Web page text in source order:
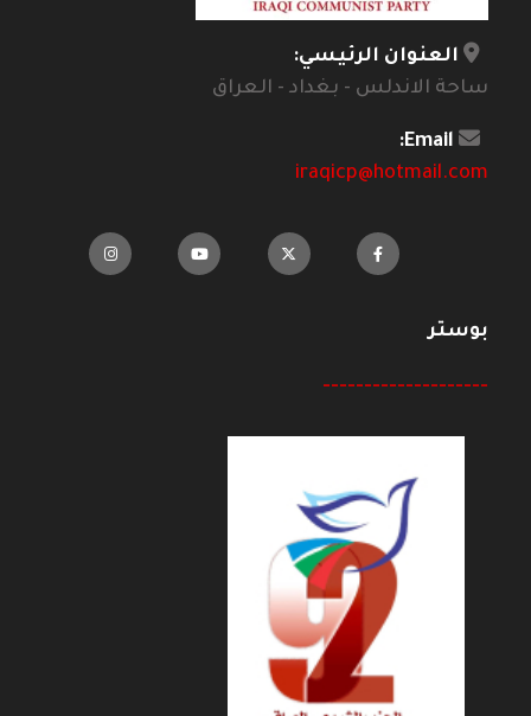
العنوان الرئيسي:
ساحة الاندلس - بغداد - العراق
Email:
iraqicp@hotmail.com
بوستر
--------------------